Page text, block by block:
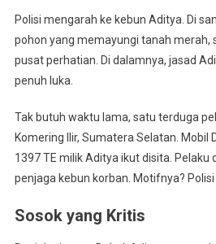
Polisi mengarah ke kebun Aditya. Di
pohon yang memayungi tanah merah,
pusat perhatian. Di dalamnya, jasad
penuh luka.
Tak butuh waktu lama, satu terduga
Komering Ilir, Sumatera Selatan. Mobil
1397 TE milik Aditya ikut disita. Pelaku
penjaga kebun korban. Motifnya?
Sosok yang Kritis